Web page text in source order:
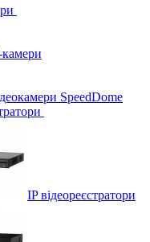
SpeedDome
IP відеореєстратори